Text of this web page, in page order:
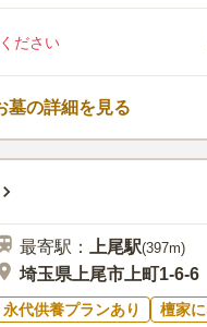
境です。 参道はインタ
くい構造です。足元に
ミ評価
なの評価
ださい
墓の詳細を見る
最寄駅： 上尾駅(397m)
埼玉県上尾市上町1-6-6
永代供養プランあり 檀家